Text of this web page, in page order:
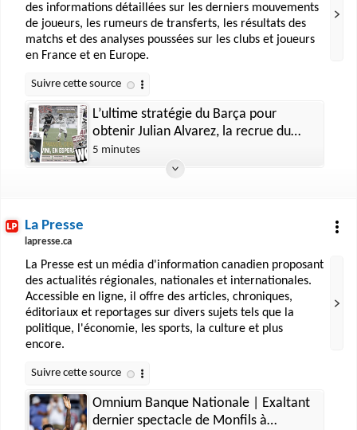
des informations détaillées sur les derniers mouvements
de joueurs, les rumeurs de transferts, les résultats des
matchs et des analyses poussées sur les clubs et joueurs
en France et en Europe.
L’ultime stratégie du Barça pour
obtenir Julian Alvarez, la recrue du
Real Madrid qui va sauver Mourinho
5 minutes
La Presse
lapresse.ca
La Presse est un média d'information canadien proposant
des actualités régionales, nationales et internationales.
Accessible en ligne, il offre des articles, chroniques,
éditoriaux et reportages sur divers sujets tels que la
politique, l'économie, les sports, la culture et plus
encore.
Omnium Banque Nationale | Exaltant
dernier spectacle de Monfils à